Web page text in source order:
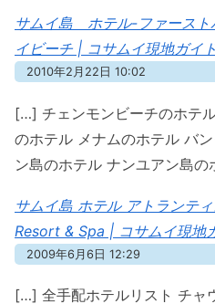
サムイ島 ホテル-ファースト
イビーチ | コサムイ現地ガイ
2010年2月22日 10:02
[…] チェンモンビーチのホテ
のホテル メナムのホテル バ
ン島のホテル ナンユアン島
サムイ島 ホテル アトランテ
Resort & Spa | コサムイ現地
2009年6月6日 12:29
[…] 全手配ホテルリスト チャ